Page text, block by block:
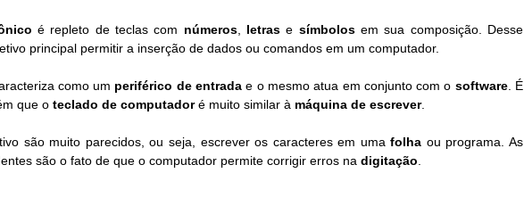
é repleto de teclas com números, letras e símbolos em sua composição. Desse
principal permitir a inserção de dados ou comandos em um computador.
como um periférico de entrada e o mesmo atua em conjunto com o software. É
que o teclado de computador é muito similar à máquina de escrever.
são muito parecidos, ou seja, escrever os caracteres em uma folha ou programa. As
são o fato de que o computador permite corrigir erros na digitação.